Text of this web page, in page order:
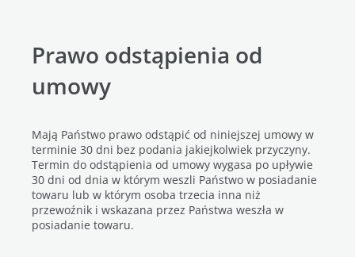
Prawo odstąpienia od
umowy
Mają Państwo prawo odstąpić od niniejszej umowy w
terminie 30 dni bez podania jakiejkolwiek przyczyny.
Termin do odstąpienia od umowy wygasa po upływie
30 dni od dnia w którym weszli Państwo w posiadanie
towaru lub w którym osoba trzecia inna niż
przewoźnik i wskazana przez Państwa weszła w
posiadanie towaru.